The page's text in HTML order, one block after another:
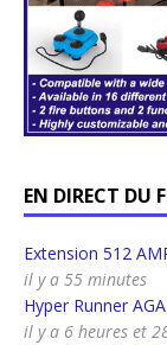
EN DIRECT DU
Extension 512
il y a 55 minutes
Hyper Runner
il y a 6 heures et